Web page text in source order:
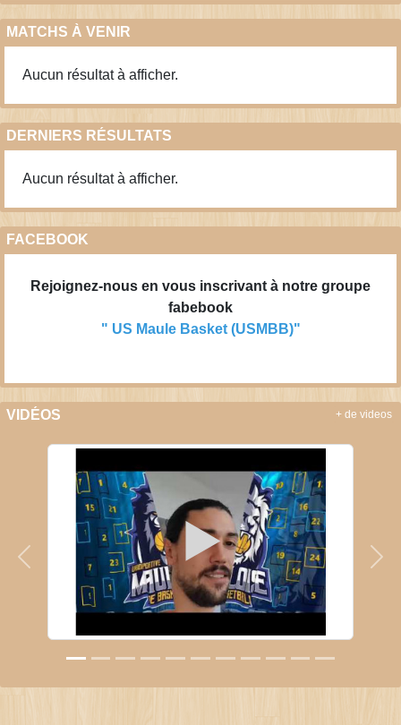
MATCHS À VENIR
Aucun résultat à afficher.
DERNIERS RÉSULTATS
Aucun résultat à afficher.
FACEBOOK
Rejoignez-nous en vous inscrivant à notre groupe
fabebook
" US Maule Basket (USMBB)"
VIDÉOS
Précedent
+ de videos